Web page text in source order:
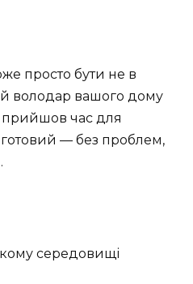
просто бути не в
володар вашого дому
час для
готовий — без проблем,